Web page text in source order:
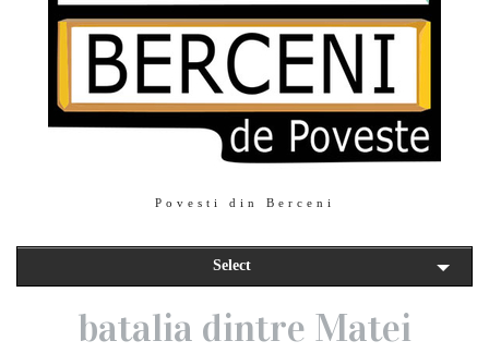
Povesti din Berceni
Select
batalia dintre Matei